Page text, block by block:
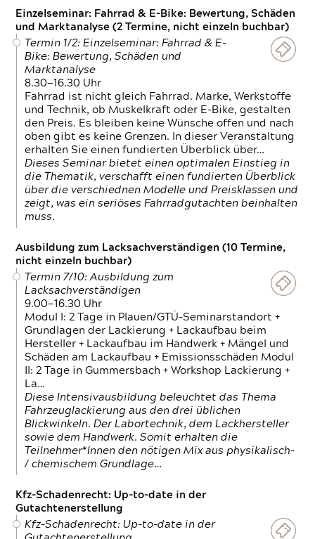
Einzelseminar: Fahrrad & E-Bike: Bewertung, Schäden
und Marktanalyse (2 Termine, nicht einzeln buchbar)
Termin 1/2: Einzelseminar: Fahrrad & E-
Bike: Bewertung, Schäden und
Marktanalyse
8.30—16.30 Uhr
Fahrrad ist nicht gleich Fahrrad. Marke, Werkstoffe
und Technik, ob Muskelkraft oder E-Bike, gestalten
den Preis. Es bleiben keine Wünsche offen und nach
oben gibt es keine Grenzen. In dieser Veranstaltung
erhalten Sie einen fundierten Überblick über…
Dieses Seminar bietet einen optimalen Einstieg in
die Thematik, verschafft einen fundierten Überblick
über die verschiednen Modelle und Preisklassen und
zeigt, was ein seriöses Fahrradgutachten beinhalten
muss.
Ausbildung zum Lacksachverständigen (10 Termine,
nicht einzeln buchbar)
Termin 7/10: Ausbildung zum
Lacksachverständigen
9.00—16.30 Uhr
Modul I: 2 Tage in Plauen/GTÜ-Seminarstandort +
Grundlagen der Lackierung + Lackaufbau beim
Hersteller + Lackaufbau im Handwerk + Mängel und
Schäden am Lackaufbau + Emissionsschäden Modul
II: 2 Tage in Gummersbach + Workshop Lackierung +
La…
Diese Intensivausbildung beleuchtet das Thema
Fahrzeuglackierung aus den drei üblichen
Blickwinkeln. Der Labortechnik, dem Lackhersteller
sowie dem Handwerk. Somit erhalten die
Teilnehmer*Innen den nötigen Mix aus physikalisch-
/ chemischem Grundlage…
Kfz-Schadenrecht: Up-to-date in der
Gutachtenerstellung
Kfz-Schadenrecht: Up-to-date in der